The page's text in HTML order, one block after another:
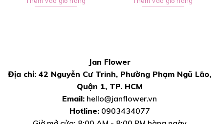
Jan Flower
Địa chỉ: 42 Nguyễn Cư Trinh, Phường Phạm Ngũ Lão,
Quận 1, TP. HCM
Email: hello@janflower.vn
Hotline:0903434077